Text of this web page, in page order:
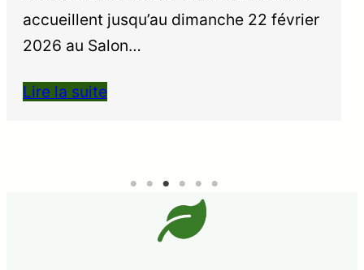
accueillent jusqu’au dimanche 22 février
2026 au Salon…
Lire la suite